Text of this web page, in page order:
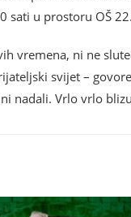
sati u prostoru OŠ
vremena, ni ne
svijet –
nadali. Vrlo vrlo